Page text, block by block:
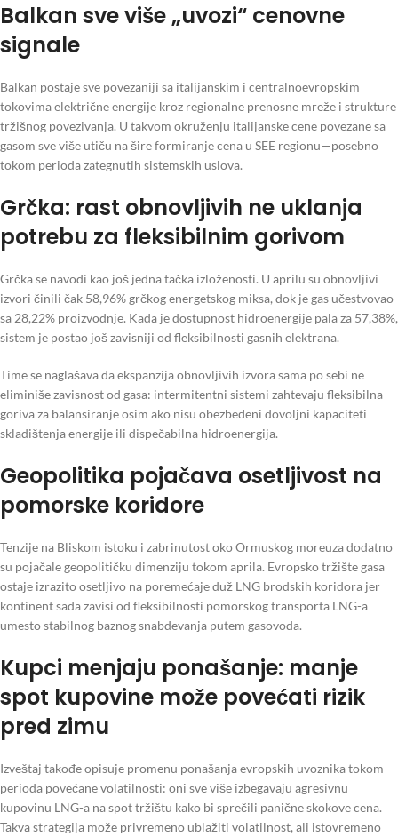
Balkan sve više „uvozi“ cenovne
signale
Balkan postaje sve povezaniji sa italijanskim i centralnoevropskim
tokovima električne energije kroz regionalne prenosne mreže i strukture
tržišnog povezivanja. U takvom okruženju italijanske cene povezane sa
gasom sve više utiču na šire formiranje cena u SEE regionu—posebno
tokom perioda zategnutih sistemskih uslova.
Grčka: rast obnovljivih ne uklanja
potrebu za fleksibilnim gorivom
Grčka se navodi kao još jedna tačka izloženosti. U aprilu su obnovljivi
izvori činili čak 58,96% grčkog energetskog miksa, dok je gas učestvovao
sa 28,22% proizvodnje. Kada je dostupnost hidroenergije pala za 57,38%,
sistem je postao još zavisniji od fleksibilnosti gasnih elektrana.
Time se naglašava da ekspanzija obnovljivih izvora sama po sebi ne
eliminiše zavisnost od gasa: intermitentni sistemi zahtevaju fleksibilna
goriva za balansiranje osim ako nisu obezbeđeni dovoljni kapaciteti
skladištenja energije ili dispečabilna hidroenergija.
Geopolitika pojačava osetljivost na
pomorske koridore
Tenzije na Bliskom istoku i zabrinutost oko Ormuskog moreuza dodatno
su pojačale geopolitičku dimenziju tokom aprila. Evropsko tržište gasa
ostaje izrazito osetljivo na poremećaje duž LNG brodskih koridora jer
kontinent sada zavisi od fleksibilnosti pomorskog transporta LNG-a
umesto stabilnog baznog snabdevanja putem gasovoda.
Kupci menjaju ponašanje: manje
spot kupovine može povećati rizik
pred zimu
Izveštaj takođe opisuje promenu ponašanja evropskih uvoznika tokom
perioda povećane volatilnosti: oni sve više izbegavaju agresivnu
kupovinu LNG-a na spot tržištu kako bi sprečili panične skokove cena.
Takva strategija može privremeno ublažiti volatilnost, ali istovremeno